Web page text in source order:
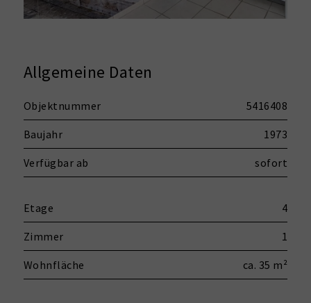
Allgemeine Daten
Objektnummer 5416408
Baujahr 1973
Verfügbar ab sofort
Etage 4
Zimmer 1
Wohnfläche ca. 35 m²